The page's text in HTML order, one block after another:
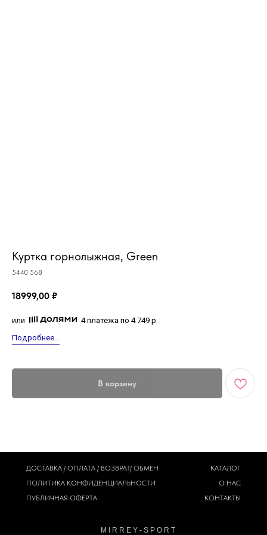
Куртка горнолыжная, Green
5440 568
18999,00 ₽
или
4 платежа по 4 749 р.
Подробнее...
В корзину
M I R R E Y - S P O R T
ДОСТАВКА / ОПЛАТА / ВОЗВРАТ/ ОБМЕН
ПОЛИТИКА КОНФИДЕНЦИАЛЬНОСТИ
ПУБЛИЧНАЯ ОФЕРТА
КАТАЛОГ
О НАС
КОНТАКТЫ